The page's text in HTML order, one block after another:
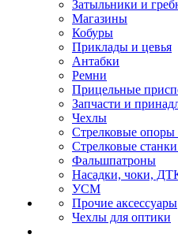
Затыльники и
Магазины
Кобуры
Приклады и цевья
Антабки
Ремни
Прицельные
Запчасти и
Чехлы
Стрелковые
Стрелковые
Фальшпатроны
Насадки, чоки,
УСМ
Прочие аксессуары
Чехлы для оптики